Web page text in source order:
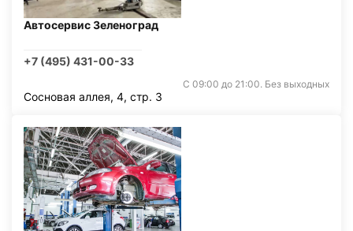
Автосервис Зеленоград
+7 (495) 431-00-33
С 09:00 до 21:00. Без выходных
Сосновая аллея, 4, стр. 3